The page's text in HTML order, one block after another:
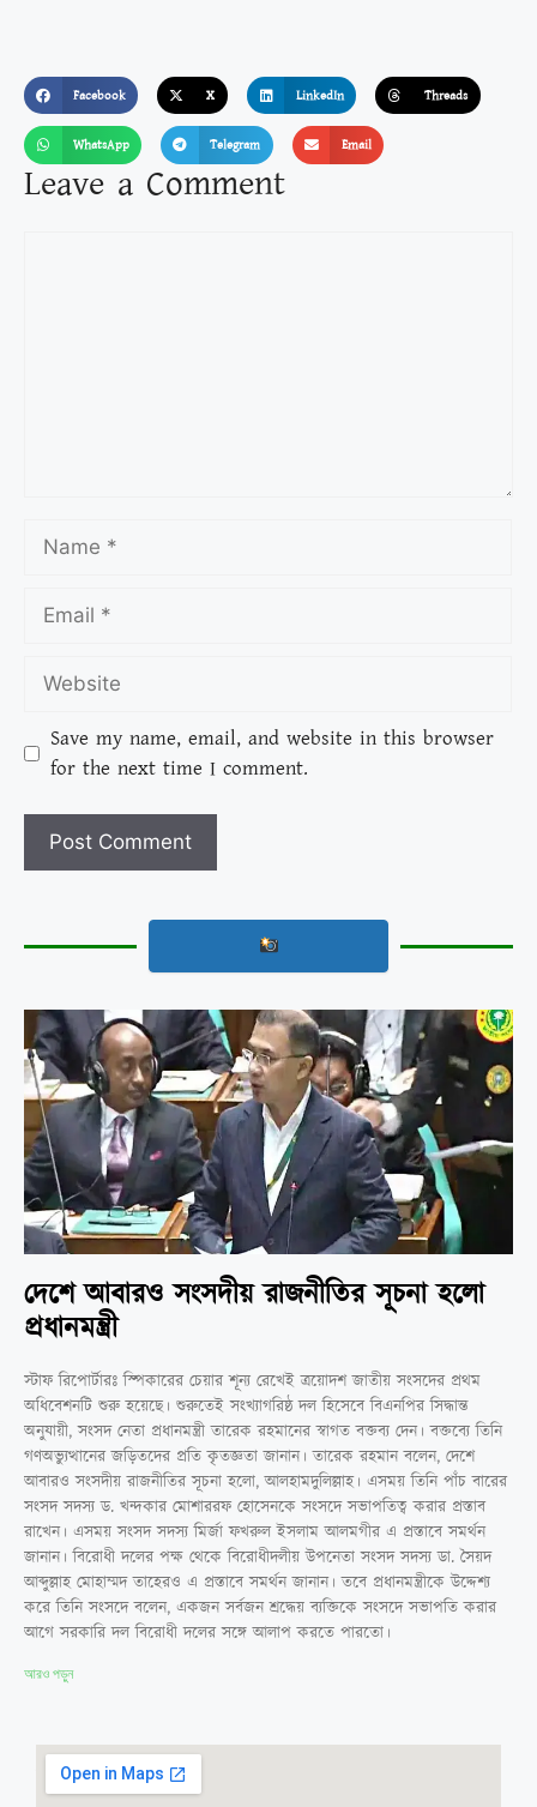
Facebook X LinkedIn Threads
WhatsApp Telegram Email
Leave a Comment
Save my name, email, and website in this browser
for the next time I comment.
দেশে আবারও সংসদীয় রাজনীতির সূচনা হলো
প্রধানমন্ত্রী
স্টাফ রিপোর্টারঃ স্পিকারের চেয়ার শূন্য রেখেই ত্রয়োদশ জাতীয় সংসদের প্রথম
অধিবেশনটি শুরু হয়েছে। শুরুতেই সংখ্যাগরিষ্ঠ দল হিসেবে বিএনপির সিদ্ধান্ত
অনুযায়ী, সংসদ নেতা প্রধানমন্ত্রী তারেক রহমানের স্বাগত বক্তব্য দেন। বক্তব্যে তিনি
গণঅভ্যুত্থানের জড়িতদের প্রতি কৃতজ্ঞতা জানান। তারেক রহমান বলেন, দেশে
আবারও সংসদীয় রাজনীতির সূচনা হলো, আলহামদুলিল্লাহ। এসময় তিনি পাঁচ বারের
সংসদ সদস্য ড. খন্দকার মোশাররফ হোসেনকে সংসদে সভাপতিত্ব করার প্রস্তাব
রাখেন। এসময় সংসদ সদস্য মির্জা ফখরুল ইসলাম আলমগীর এ প্রস্তাবে সমর্থন
জানান। বিরোধী দলের পক্ষ থেকে বিরোধীদলীয় উপনেতা সংসদ সদস্য ডা. সৈয়দ
আব্দুল্লাহ মোহাম্মদ তাহেরও এ প্রস্তাবে সমর্থন জানান। তবে প্রধানমন্ত্রীকে উদ্দেশ্য
করে তিনি সংসদে বলেন, একজন সর্বজন শ্রদ্ধেয় ব্যক্তিকে সংসদে সভাপতি করার
আগে সরকারি দল বিরোধী দলের সঙ্গে আলাপ করতে পারতো।
আরও পড়ুন